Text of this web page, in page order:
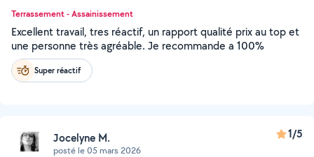
Terrassement - Assainissement
Excellent travail, tres réactif, un rapport qualité prix au top et
une personne très agréable. Je recommande a 100%
Super réactif
Jocelyne M.
posté le 05 mars 2026
1/5